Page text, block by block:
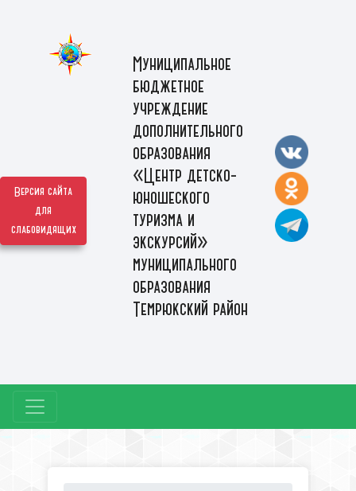
Версия сайта
для
слабовидящих
Муниципальное
бюджетное
учреждение
дополнительного
образования
«Центр детско-
юношеского
туризма и
экскурсий»
муниципального
образования
Темрюкский район